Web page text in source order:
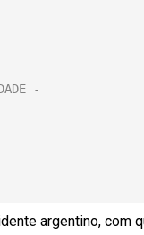
argentino, com